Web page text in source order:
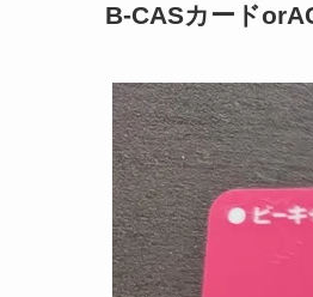
B-CASカード